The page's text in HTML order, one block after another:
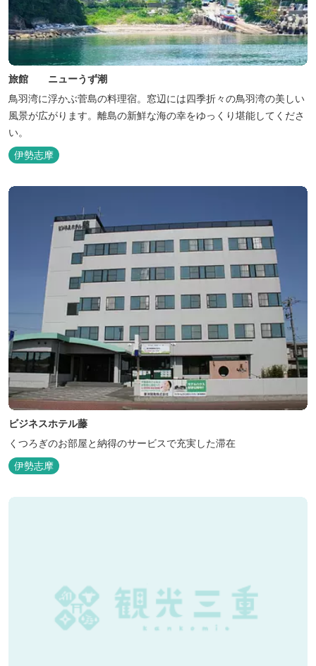
旅館 ニューうず潮
鳥羽湾に浮かぶ菅島の料理宿。窓辺には四季折々の鳥羽湾の美しい
風景が広がります。離島の新鮮な海の幸をゆっくり堪能してくださ
い。
伊勢志摩
ビジネスホテル藤
くつろぎのお部屋と納得のサービスで充実した滞在
伊勢志摩